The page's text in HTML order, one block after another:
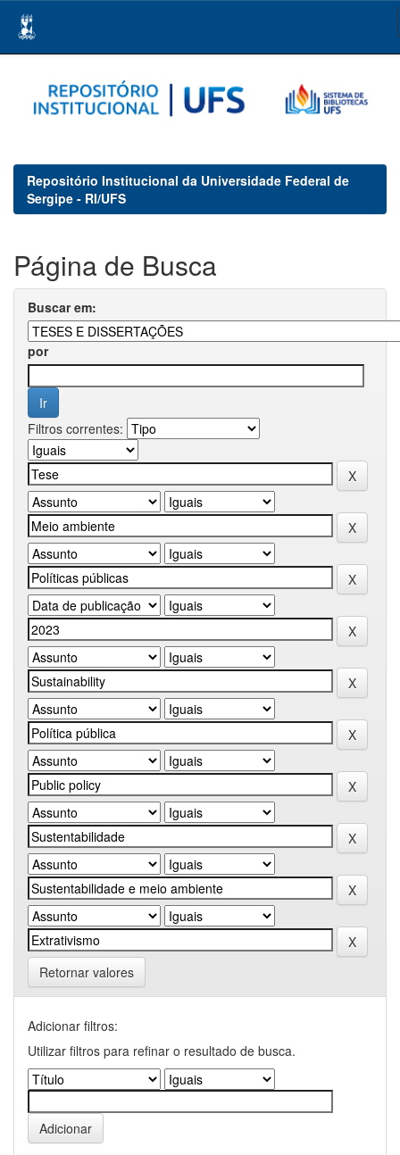
navigation
Repositório Institucional da Universidade Federal de
Sergipe - RI/UFS
Página de Busca
Buscar em:
por
Filtros correntes:
Retornar valores
Adicionar filtros:
Utilizar filtros para refinar o resultado de busca.